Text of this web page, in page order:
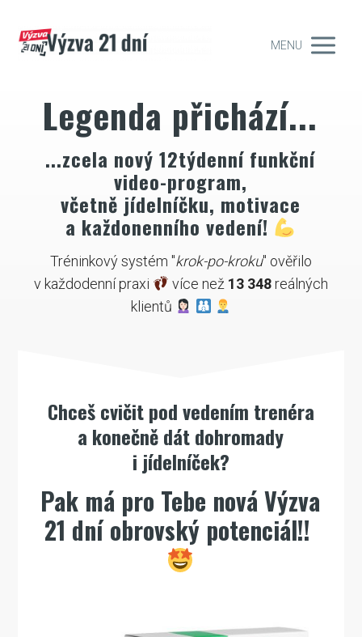
MENU
Legenda přichází...
...zcela nový 12týdenní funkční
video-program,
včetně jídelníčku, motivace
a každonenního vedení!
Tréninkový systém "krok-po-kroku" ověřilo
v každodenní praxi
více než 13 348 reálných
klientů
Chceš cvičit pod vedením trenéra
a konečně dát dohromady
i jídelníček?
Pak má pro Tebe nová Výzva
21 dní obrovský potenciál!!